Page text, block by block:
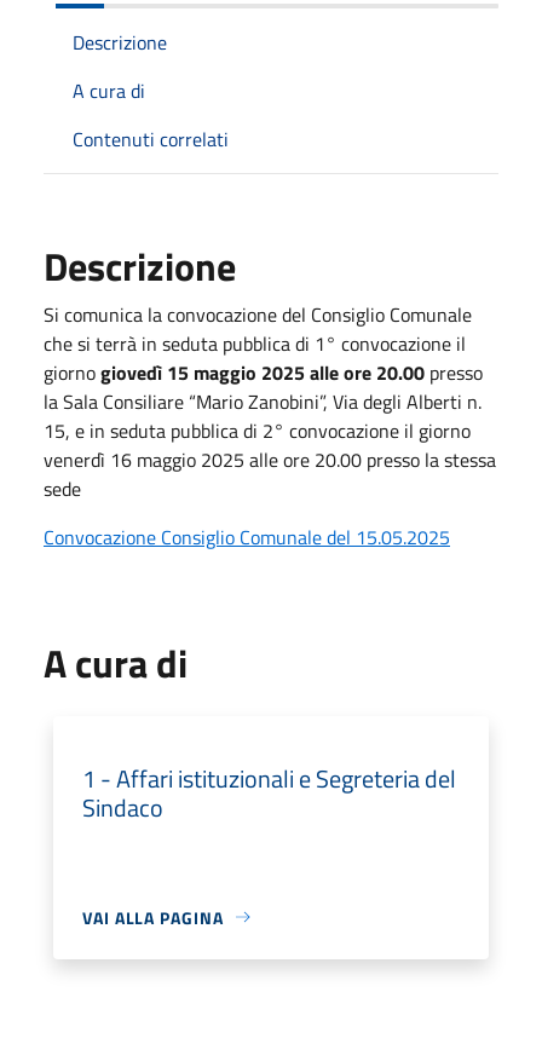
Descrizione
A cura di
Contenuti correlati
Descrizione
Si comunica la convocazione del Consiglio Comunale
che si terrà in seduta pubblica di 1° convocazione il
giornogiovedì 15 maggio 2025 alle ore 20.00 presso
la Sala Consiliare “Mario Zanobini”, Via degli Alberti n.
15, e in seduta pubblica di 2° convocazione il giorno
venerdì 16 maggio 2025 alle ore 20.00 presso la stessa
sede
Convocazione Consiglio Comunale del 15.05.2025
A cura di
1 - Affari istituzionali e Segreteria del
Sindaco
VAI ALLA PAGINA